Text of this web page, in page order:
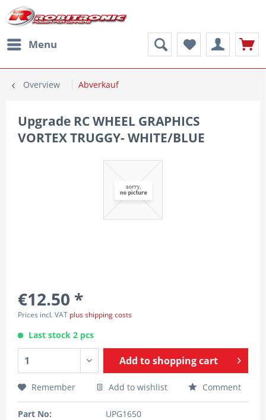
Menu
Overview Abverkauf
Upgrade RC WHEEL GRAPHICS
VORTEX TRUGGY- WHITE/BLUE
€12.50 *
Prices incl. VAT plus shipping costs
Last stock 2 pcs
Add toshopping cart
Remember Add to wishlist Comment
Part No:
UPG1650